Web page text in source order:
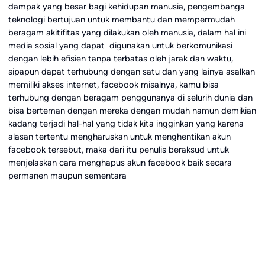
dampak yang besar bagi kehidupan manusia, pengembanga
teknologi bertujuan untuk membantu dan mempermudah
beragam akitifitas yang dilakukan oleh manusia, dalam hal ini
media sosial yang dapat digunakan untuk berkomunikasi
dengan lebih efisien tanpa terbatas oleh jarak dan waktu,
sipapun dapat terhubung dengan satu dan yang lainya asalkan
memiliki akses internet, facebook misalnya, kamu bisa
terhubung dengan beragam penggunanya di selurih dunia dan
bisa berteman dengan mereka dengan mudah namun demikian
kadang terjadi hal-hal yang tidak kita ingginkan yang karena
alasan tertentu mengharuskan untuk menghentikan akun
facebook tersebut, maka dari itu penulis beraksud untuk
menjelaskan cara menghapus akun facebook baik secara
permanen maupun sementara